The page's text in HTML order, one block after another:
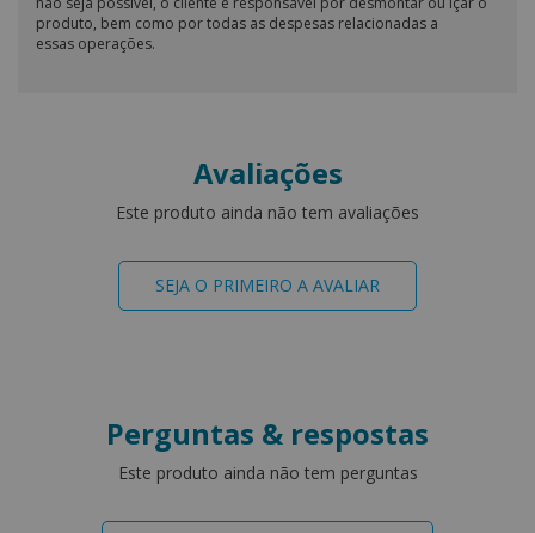
produto, bem como por todas as despesas relacionadas a
essas operações.
Avaliações
Este produto ainda não tem avaliações
SEJA O PRIMEIRO A AVALIAR
Perguntas & respostas
Este produto ainda não tem perguntas